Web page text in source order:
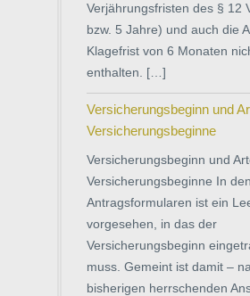
Verjährungsfristen des § 12
bzw. 5 Jahre) und auch die
Klagefrist von 6 Monaten
enthalten. […]
Versicherungsbeginn und
Versicherungsbeginne
Versicherungsbeginn und
Versicherungsbeginne In den
Antragsformularen ist ein
vorgesehen, in das der
Versicherungsbeginn
muss. Gemeint ist damit –
bisherigen herrschenden